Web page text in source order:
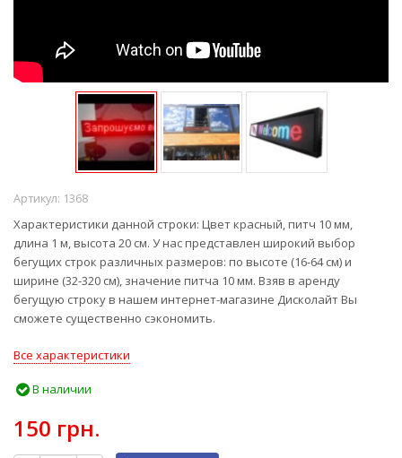
Артикул: 1368
Характеристики данной строки: Цвет красный, питч 10 мм,
длина 1 м, высота 20 см. У нас представлен широкий выбор
бегущих строк различных размеров: по высоте (16-64 см) и
ширине (32-320 см), значение питча 10 мм. Взяв в аренду
бегущую строку в нашем интернет-магазине Дисколайт Вы
сможете существенно сэкономить.
Все характеристики
В наличии
150 грн.